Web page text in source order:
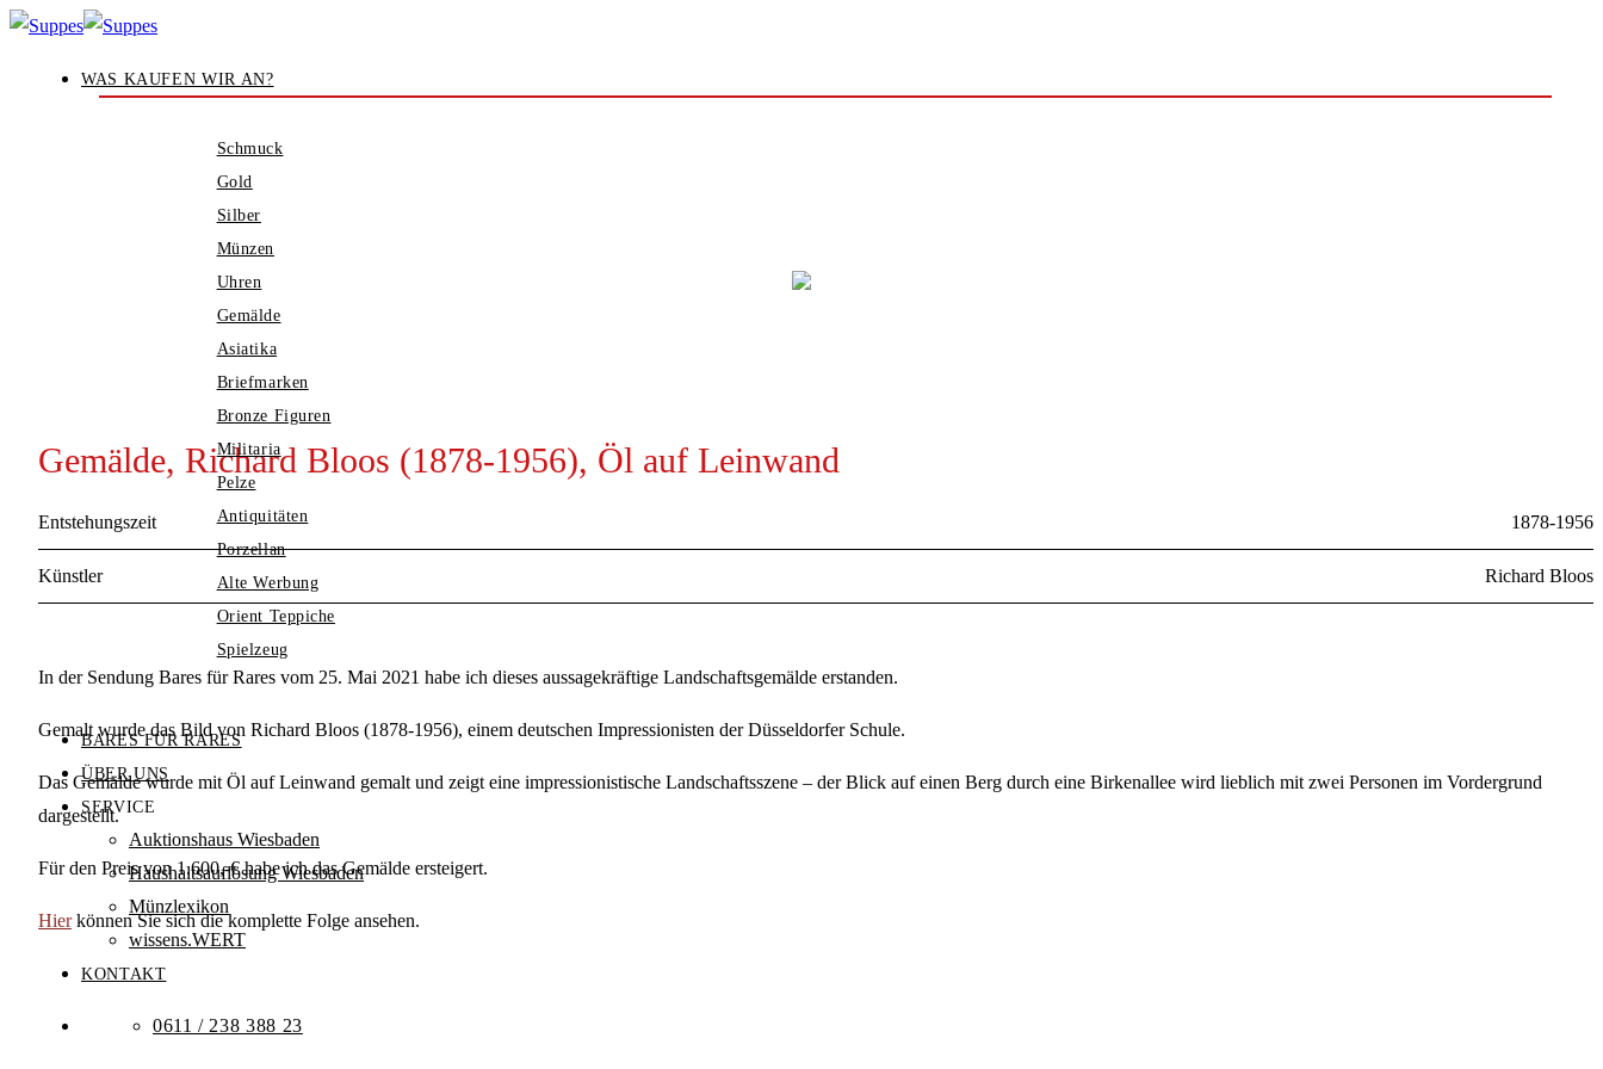
Zum
WAS KAUFEN WIR AN?
Schmuck
Gold
Silber
Münzen
Uhren
Gemälde
Asiatika
Briefmarken
Bronze Figuren
Militaria
Pelze
Antiquitäten
Porzellan
Alte Werbung
Orient Teppiche
Spielzeug
BARES FÜR RARES
ÜBER UNS
SERVICE
Auktionshaus Wiesbaden
Haushaltsauflösung Wiesbaden
Münzlexikon
wissens.WERT
KONTAKT
0611 / 238 388 23
Gemälde, Richard Bloos (1878-1956), Öl auf Leinwand
Entstehungszeit 1878-1956
Künstler Richard Bloos
In der Sendung Bares für Rares vom 25. Mai 2021 habe ich dieses aussagekräftige Landschaftsgemälde erstanden.
Gemalt wurde das Bild von Richard Bloos (1878-1956), einem deutschen Impressionisten der Düsseldorfer Schule.
Das Gemälde wurde mit Öl auf Leinwand gemalt und zeigt eine impressionistische Landschaftsszene – der Blick auf einen Berg durch eine Birkenallee wird lieblich mit zwei Personen im Vordergrund
dargestellt.
Für den Preis von 1.600,-€ habe ich das Gemälde ersteigert.
Hierkönnen Sie sich die komplette Folge ansehen.